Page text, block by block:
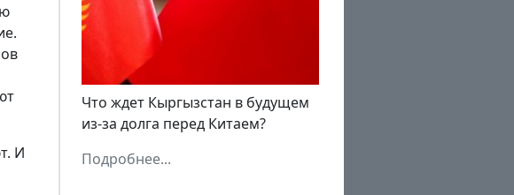
И
Что ждет Кыргызстан в будущем
из-за долга перед Китаем?
Подробнее...